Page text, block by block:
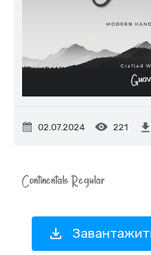
02.07.2024 221